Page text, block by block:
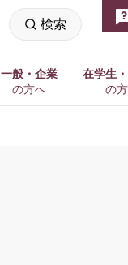
検索
一般・企業
の方へ
在学生
の